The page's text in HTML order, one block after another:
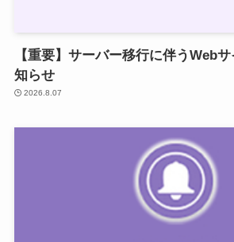
【重要】サーバー移行に伴うWeb
知らせ
2026.8.07